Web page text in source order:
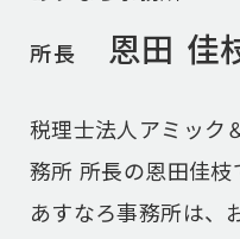
所長 恩田 佳
税理士法人アミック
務所 所長の恩田佳枝
あすなろ事務所は、